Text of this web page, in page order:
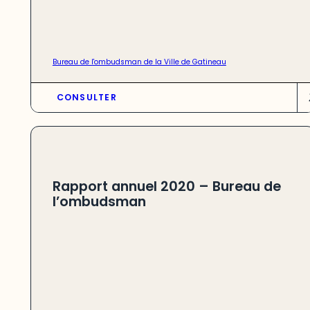
Bureau de l'ombudsman de la Ville de Gatineau
CONSULTER
Rapport annuel 2020 – Bureau de
l’ombudsman